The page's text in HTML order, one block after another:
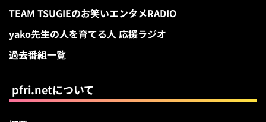
TEAM TSUGIEのお笑いエンタメRADIO
yako先生の人を育てる人 応援ラジオ
過去番組一覧
pfri.netについて